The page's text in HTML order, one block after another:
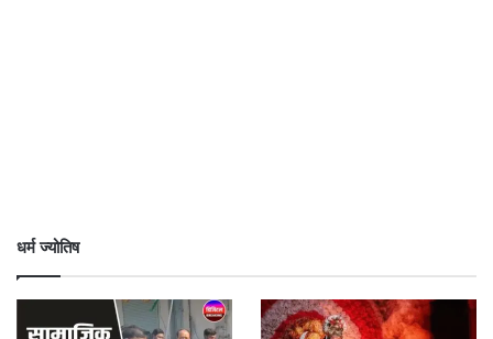
धर्म ज्योतिष